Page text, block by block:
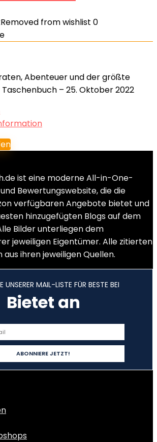
Removed from wishlist 0
Abenteuer und der größte
– 25. Oktober 2022
ist eine moderne All-in-One-
Bewertungswebsite, die die
verfügbaren Angebote bietet und
hinzugefügten Blogs auf dem
Bilder unterliegen dem
jeweiligen Eigentümer. Alle zitierten
ihren jeweiligen Quellen.
UNSERER MAIL-LISTE FÜR BESTE BEI
Bietet an